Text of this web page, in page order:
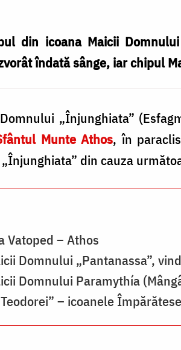
din icoana Maicii
îndată sânge, iar chipul
„Înjunghiata”
Munte Athos, în
din cauza
Vatoped – Athos
Domnului „Pantanassa”,
Domnului Paramythía
– icoanele